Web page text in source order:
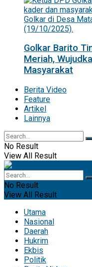
Golkar Barito
Meriah,
Masyarakat
Berita Video
Feature
Artikel
Lainnya
No Result
View All Result
No Result
View All Result
Utama
Nasional
Daerah
Hukrim
Ekbis
Politik